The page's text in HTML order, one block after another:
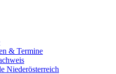
& Termine
Niederösterreich